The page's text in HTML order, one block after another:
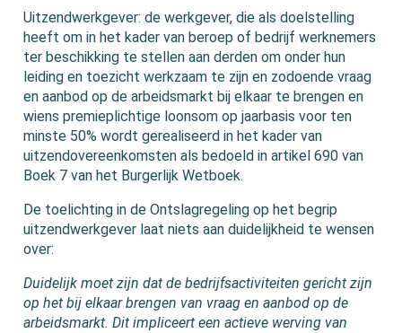
Uitzendwerkgever: de werkgever, die als doelstelling
heeft om in het kader van beroep of bedrijf werknemers
ter beschikking te stellen aan derden om onder hun
leiding en toezicht werkzaam te zijn en zodoende vraag
en aanbod op de arbeidsmarkt bij elkaar te brengen en
wiens premieplichtige loonsom op jaarbasis voor ten
minste 50% wordt gerealiseerd in het kader van
uitzendovereenkomsten als bedoeld in artikel 690 van
Boek 7 van het Burgerlijk Wetboek.
De toelichting in de Ontslagregeling op het begrip
uitzendwerkgever laat niets aan duidelijkheid te wensen
over:
Duidelijk moet zijn dat de bedrijfsactiviteiten gericht zijn
op het bij elkaar brengen van vraag en aanbod op de
arbeidsmarkt. Dit impliceert een actieve werving van